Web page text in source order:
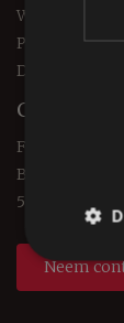
Werkgebied
Datalekken
Contact
Forest Keukens
Burgt 5
5427 RN Boekel
Neem